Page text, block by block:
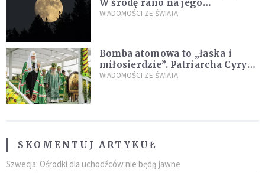
W środę rano na jego
powierzchni dojdzie do
WIADOMOŚCI ZE ŚWIATA
Bomba atomowa to „łaska i
miłosierdzie”. Patriarcha Cyryl
wychwala Putina
WIADOMOŚCI ZE ŚWIATA
SKOMENTUJ ARTYKUŁ
Szwecja: Ośrodki dla uchodźców nie będą jawne